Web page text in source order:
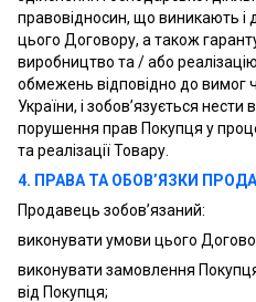
правовідносин, що виникають і
цього Договору, а також
виробництво та / або
обмежень відповідно до вимог
України, і зобов’язується нести
порушення прав Покупця у
та реалізації Товару.
4. ПРАВА ТА ОБОВ’ЯЗКИ
Продавець зобов’язаний:
виконувати умови цього
виконувати замовлення
від Покупця;